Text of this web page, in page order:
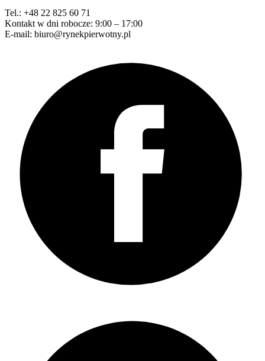
Tel.: +48 22 825 60 71
Kontakt w dni robocze: 9:00 – 17:00
E-mail: biuro@rynekpierwotny.pl